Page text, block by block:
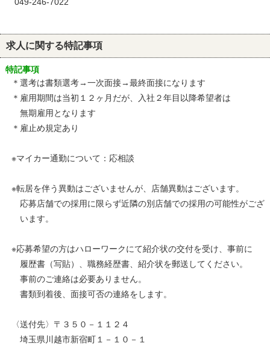
求人に関する特記事項
特記事項
＊選考は書類選考→一次面接→最終面接になります
＊雇用期間は当初１２ヶ月だが、入社２年目以降希望者は
無期雇用となります
＊雇止め規定あり
※マイカー通勤について：応相談
※転居を伴う異動はございませんが、店舗異動はございます。
応募店舗での採用に限らず近隣の別店舗での採用の可能性がござ
います。
※応募希望の方はハローワークにて紹介状の交付を受け、事前に
履歴書（写貼）、職務経歴書、紹介状を郵送してください。
事前のご連絡は必要ありません。
書類到着後、面接可否の連絡をします。
〈送付先〉〒３５０－１１２４
埼玉県川越市新宿町１－１０－１